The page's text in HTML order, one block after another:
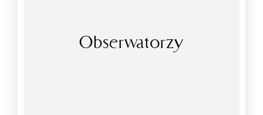
Obserwatorzy